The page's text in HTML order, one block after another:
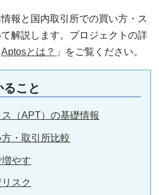
報と国内取引所での買い方・ス
解説します。プロジェクトの詳
Aptosとは？ 」をご覧ください。
こと
（APT）の基礎情報
・取引所比較
やす
スク